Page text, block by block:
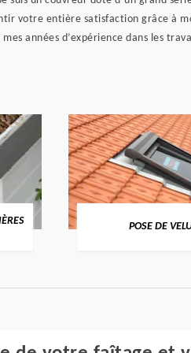
votre entière satisfaction grâce à
années d’expérience dans les
POSE DE